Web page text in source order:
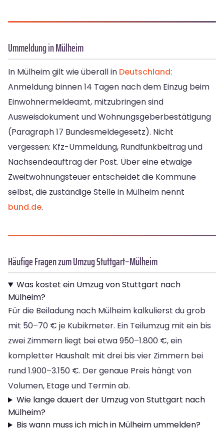
Ummeldung in Mülheim
In Mülheim gilt wie überall in Deutschland:
Anmeldung binnen 14 Tagen nach dem Einzug beim
Einwohnermeldeamt, mitzubringen sind
Ausweisdokument und Wohnungsgeberbestätigung
(Paragraph 17 Bundesmeldegesetz). Nicht
vergessen: Kfz-Ummeldung, Rundfunkbeitrag und
Nachsendeauftrag der Post. Über eine etwaige
Zweitwohnungsteuer entscheidet die Kommune
selbst, die zuständige Stelle in Mülheim nennt
bund.de.
Häufige Fragen zum Umzug Stuttgart–Mülheim
Was kostet ein Umzug von Stuttgart nach
Mülheim?
Für die Beiladung nach Mülheim kalkulierst du grob
mit 50–70 € je Kubikmeter. Ein Teilumzug mit ein bis
zwei Zimmern liegt bei etwa 950–1.800 €, ein
kompletter Haushalt mit drei bis vier Zimmern bei
rund 1.900–3.150 €. Der genaue Preis hängt von
Volumen, Etage und Termin ab.
Wie lange dauert der Umzug von Stuttgart nach
Mülheim?
Bis wann muss ich mich in Mülheim ummelden?